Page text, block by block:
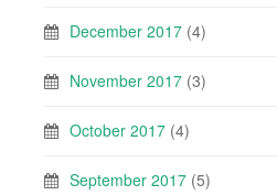
December 2017 (4)
November 2017 (3)
October 2017 (4)
September 2017 (5)